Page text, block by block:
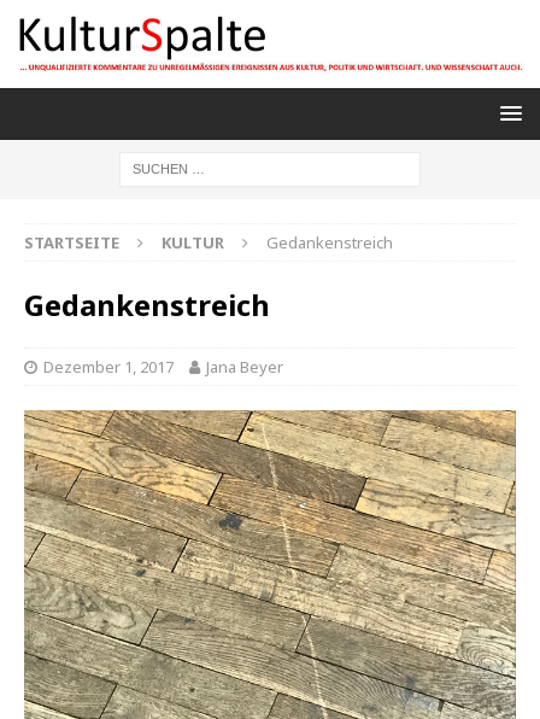
STARTSEITE KULTUR Gedankenstreich
Gedankenstreich
Dezember 1, 2017 Jana Beyer